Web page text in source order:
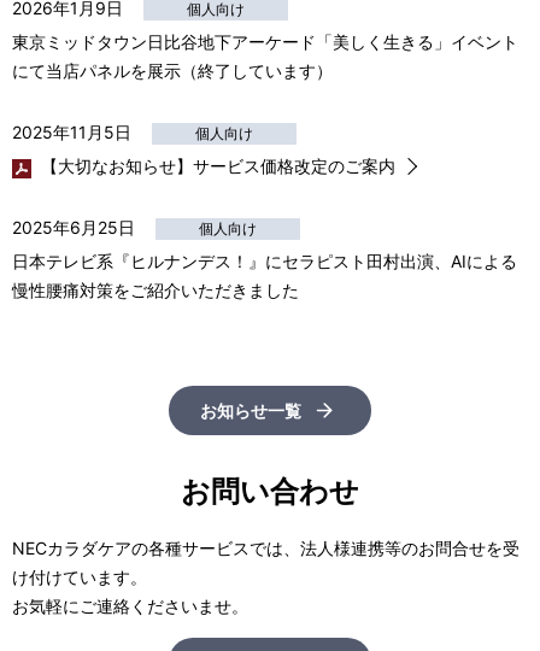
2026年1月9日 個人向け
東京ミッドタウン日比谷地下アーケード「美しく生きる」イベント
にて当店パネルを展示（終了しています）
2025年11月5日 個人向け
【大切なお知らせ】サービス価格改定のご案内
2025年6月25日 個人向け
日本テレビ系『ヒルナンデス！』にセラピスト田村出演、AIによる
慢性腰痛対策をご紹介いただきました
お知らせ一覧
お問い合わせ
NECカラダケアの各種サービスでは、法人様連携等のお問合せを受
け付けています。
お気軽にご連絡くださいませ。